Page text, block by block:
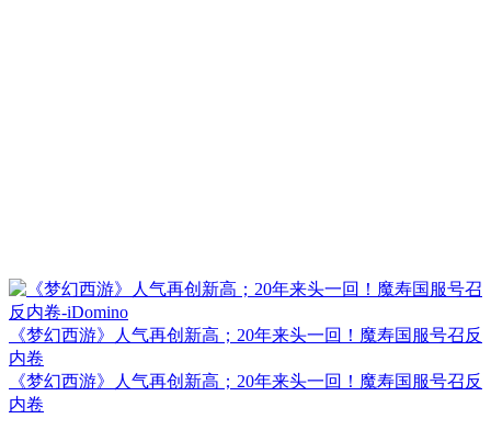
《梦幻西游》人气再创新高；20年来头一回！魔寿国服号召反
内卷
《梦幻西游》人气再创新高；20年来头一回！魔寿国服号召反
内卷